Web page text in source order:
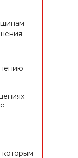
которым